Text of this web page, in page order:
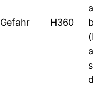
Gefahr H360